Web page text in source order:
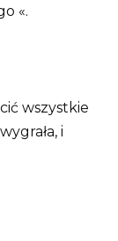
«.
wszystkie
i